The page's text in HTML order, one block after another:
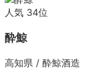
人気 34位
酔鯨
高知県 / 酔鯨酒造